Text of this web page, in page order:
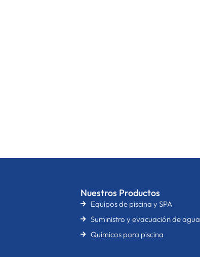
Nuestros Productos
Equipos de piscina y SPA
Suministro y evacuación de agua
Químicos para piscina